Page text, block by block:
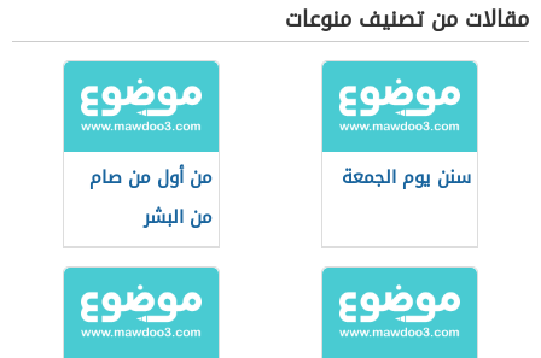
مقالات من تصنيف منوعات
سنن يوم الجمعة
من أول من صام
من البشر